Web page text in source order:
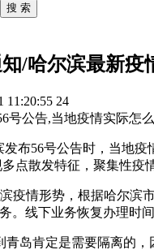
搜 索
/哈尔滨最新疫
11:20:55 24
号公告,当地疫情实际怎
发布56号公告时，当地
点散发特征，聚集性疫
疫情形势，根据哈尔滨
。线下业务恢复办理时间
青岛肯定是需要隔离的，